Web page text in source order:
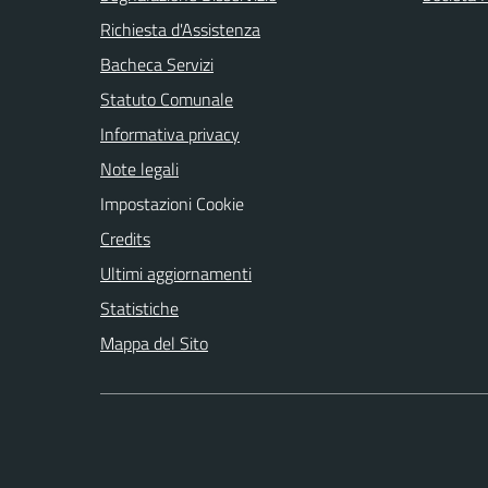
Richiesta d'Assistenza
Bacheca Servizi
Statuto Comunale
Informativa privacy
Note legali
Impostazioni Cookie
Credits
Ultimi aggiornamenti
Statistiche
Mappa del Sito